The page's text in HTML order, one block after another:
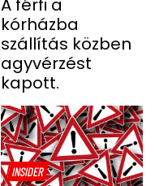
BENCE HÓNAPOKIG
KÓMÁBAN FEKÜDT
A BALESETE UTÁN
A férfi a
kórházba
szállítás közben
agyvérzést
kapott.
INSIDER